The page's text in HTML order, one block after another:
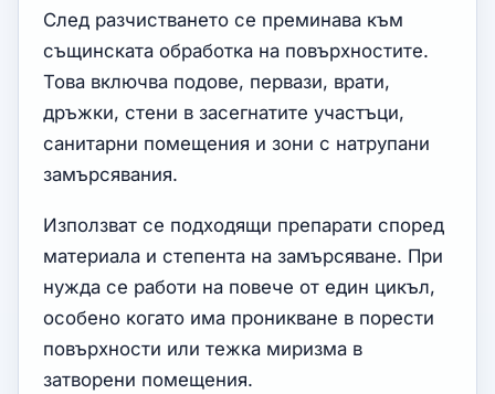
След разчистването се преминава към
същинската обработка на повърхностите.
Това включва подове, первази, врати,
дръжки, стени в засегнатите участъци,
санитарни помещения и зони с натрупани
замърсявания.
Използват се подходящи препарати според
материала и степента на замърсяване. При
нужда се работи на повече от един цикъл,
особено когато има проникване в порести
повърхности или тежка миризма в
затворени помещения.